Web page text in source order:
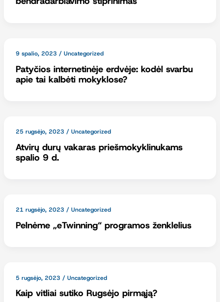
9 spalio, 2023 / Uncategorized
Patyčios internetinėje erdvėje: kodėl svarbu
apie tai kalbėti mokyklose?
25 rugsėjo, 2023 / Uncategorized
Atvirų durų vakaras priešmokyklinukams
spalio 9 d.
21 rugsėjo, 2023 / Uncategorized
Pelnėme „eTwinning“ programos ženklelius
5 rugsėjo, 2023 / Uncategorized
Kaip vitliai sutiko Rugsėjo pirmąją?